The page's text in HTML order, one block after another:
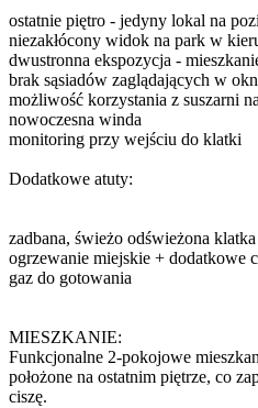
ostatnie piętro - jedyny lokal na
niezakłócony widok na park w
dwustronna ekspozycja -
brak sąsiadów zaglądających w
możliwość korzystania z suszarni
nowoczesna winda
monitoring przy wejściu do klatki
Dodatkowe atuty:
zadbana, świeżo odświeżona
ogrzewanie miejskie + dodatkowe
gaz do gotowania
MIESZKANIE:
Funkcjonalne 2-pokojowe
położone na ostatnim piętrze, co
ciszę.